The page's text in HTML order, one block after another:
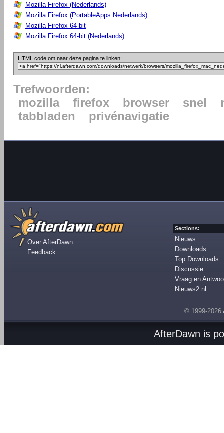
Mozilla Firefox (Nederlands)
Mozilla Firefox (PortableApps Nederlands)
Mozilla Firefox 64-bit
Mozilla Firefox 64-bit (Nederlands)
HTML code om naar deze pagina te linken:
Trefwoorden:
mozilla
firefox browser snel
tabbladen
privénavigatie
Over AfterDawn
Feedback
Sections:
Nieuws
Downloads
Top Downloads
Discussie
Vraag en
Nieuws2.nl
© 1999-2026
AfterDawn is